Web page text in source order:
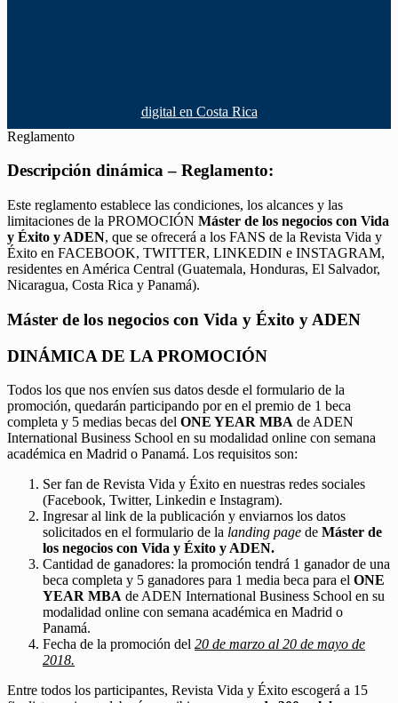
digital en Costa Rica
Reglamento
Descripción dinámica – Reglamento:
Este reglamento establece las condiciones, los alcances y las
limitaciones de la PROMOCIÓN Máster de los negocios con Vida
y Éxito y ADEN, que se ofrecerá a los FANS de la Revista Vida y
Éxito en FACEBOOK, TWITTER, LINKEDIN e INSTAGRAM,
residentes en América Central (Guatemala, Honduras, El Salvador,
Nicaragua, Costa Rica y Panamá).
Máster de los negocios con Vida y Éxito y ADEN
DINÁMICA DE LA PROMOCIÓN
Todos los que nos envíen sus datos desde el formulario de la
promoción, quedarán participando por en el premio de 1 beca
completa y 5 medias becas del ONE YEAR MBA de ADEN
International Business School en su modalidad online con semana
académica en Madrid o Panamá. Los requisitos son:
Ser fan de Revista Vida y Éxito en nuestras redes sociales
(Facebook, Twitter, Linkedin e Instagram).
Ingresar al link de la publicación y enviarnos los datos
solicitados en el formulario de la landing page de Máster de
los negocios con Vida y Éxito y ADEN.
Cantidad de ganadores: la promoción tendrá 1 ganador de una
beca completa y 5 ganadores para 1 media beca para el ONE
YEAR MBA de ADEN International Business School en su
modalidad online con semana académica en Madrid o
Panamá.
Fecha de la promoción del 20 de marzo al 20 de mayo de
2018.
Entre todos los participantes, Revista Vida y Éxito escogerá a 15